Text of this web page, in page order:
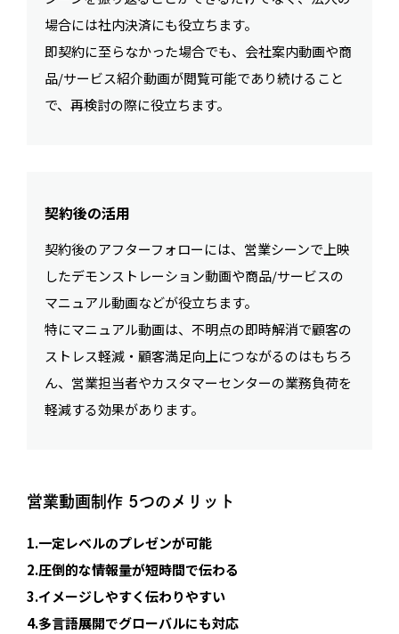
場合には社内決済にも役立ちます。
即契約に至らなかった場合でも、会社案内動画や商
品/サービス紹介動画が閲覧可能であり続けること
で、再検討の際に役立ちます。
契約後の活用
契約後のアフターフォローには、営業シーンで上映
したデモンストレーション動画や商品/サービスの
マニュアル動画などが役立ちます。
特にマニュアル動画は、不明点の即時解消で顧客の
ストレス軽減・顧客満足向上につながるのはもちろ
ん、営業担当者やカスタマーセンターの業務負荷を
軽減する効果があります。
営業動画制作 5つのメリット
1.一定レベルのプレゼンが可能
2.圧倒的な情報量が短時間で伝わる
3.イメージしやすく伝わりやすい
4.多言語展開でグローバルにも対応